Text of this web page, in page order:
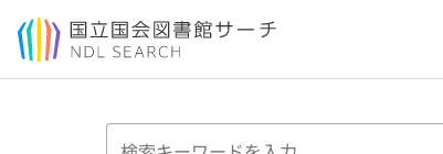
本文へ移動